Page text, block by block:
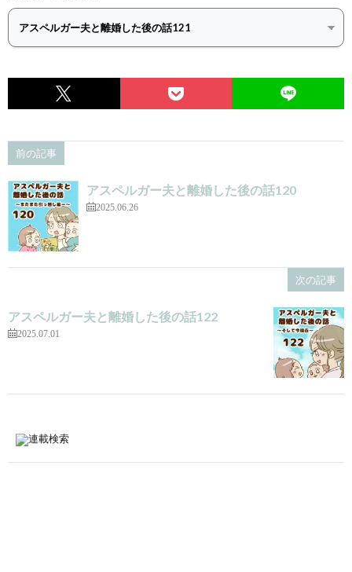
前の記事
アスペルガー夫と離婚した後の話120
2025.06.26
次の記事
アスペルガー夫と離婚した後の話122
2025.07.01